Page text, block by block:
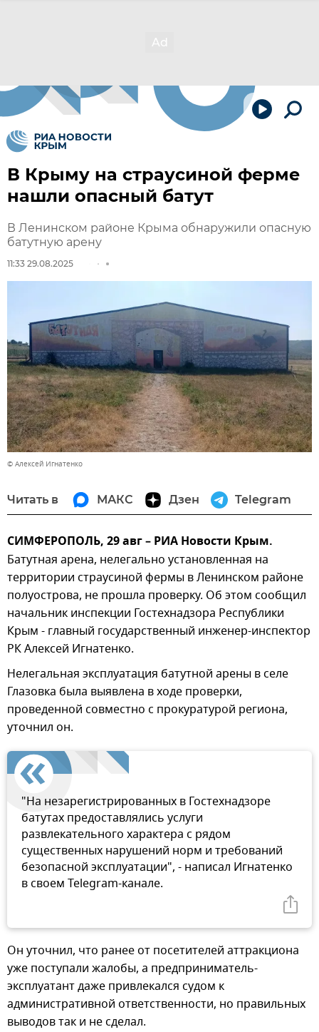
В Крыму на страусиной ферме
нашли опасный батут
В Ленинском районе Крыма обнаружили опасную
батутную арену
11:33 29.08.2025
© Алексей Игнатенко
Читать в МАКС Дзен Telegram
СИМФЕРОПОЛЬ, 29 авг – РИА Новости Крым.
Батутная арена, нелегально установленная на
территории страусиной фермы в Ленинском районе
полуострова, не прошла проверку. Об этом сообщил
начальник инспекции Гостехнадзора Республики
Крым - главный государственный инженер-инспектор
РК Алексей Игнатенко.
Нелегальная эксплуатация батутной арены в селе
Глазовка была выявлена в ходе проверки,
проведенной совместно с прокуратурой региона,
уточнил он.
"На незарегистрированных в Гостехнадзоре
батутах предоставлялись услуги
развлекательного характера с рядом
существенных нарушений норм и требований
безопасной эксплуатации", - написал Игнатенко
в своем Telegram-канале.
Он уточнил, что ранее от посетителей аттракциона
уже поступали жалобы, а предприниматель-
эксплуатант даже привлекался судом к
административной ответственности, но правильных
выводов так и не сделал.